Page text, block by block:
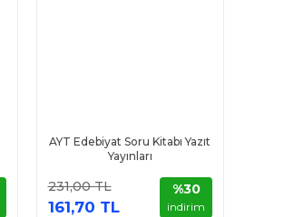
AYT Edebiyat Soru Kitabı Yazıt
Yayınları
231,00 TL
161,70 TL
%30
indirim